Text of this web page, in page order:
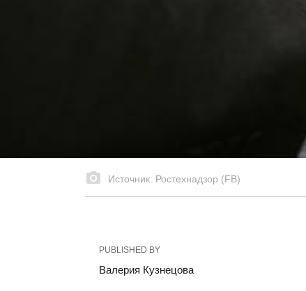
Источник: Ростехнадзор (FB)
PUBLISHED BY
Валерия Кузнецова